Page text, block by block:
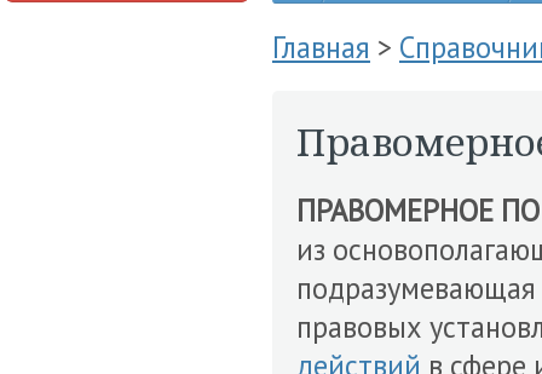
Главная >
ПРАВОМЕРНОЕ
из
правовых
действий в сфере